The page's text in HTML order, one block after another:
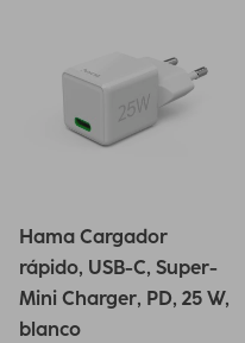
Hama Cargador
rápido, USB-C, Super-
Mini Charger, PD, 25 W,
blanco